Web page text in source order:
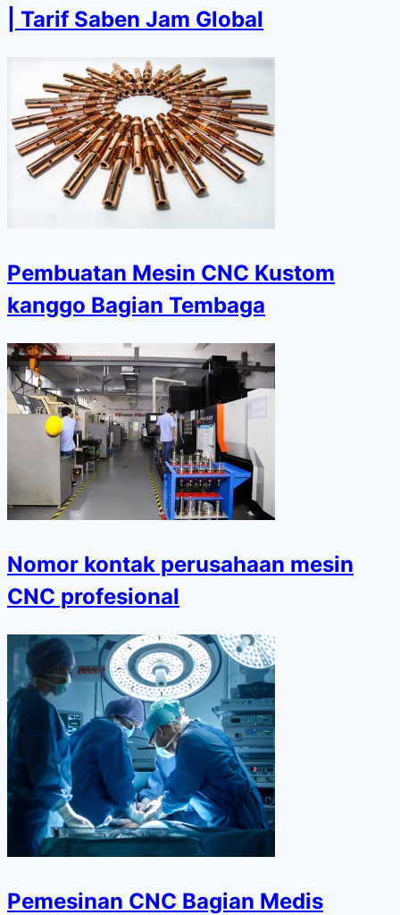
| Tarif Saben Jam Global
Pembuatan Mesin CNC Kustom
kanggo Bagian Tembaga
Nomor kontak perusahaan mesin
CNC profesional
Pemesinan CNC Bagian Medis